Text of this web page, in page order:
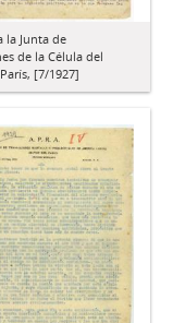
la Junta de
de la Célula del
[7/1927]